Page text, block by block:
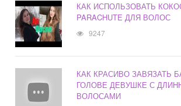
КАК ИСПОЛЬЗОВАТЬ
PARACHUTE ДЛЯ ВОЛОС
9247
КАК КРАСИВО ЗАВЯЗАТЬ
ГОЛОВЕ ДЕВУШКЕ С
ВОЛОСАМИ